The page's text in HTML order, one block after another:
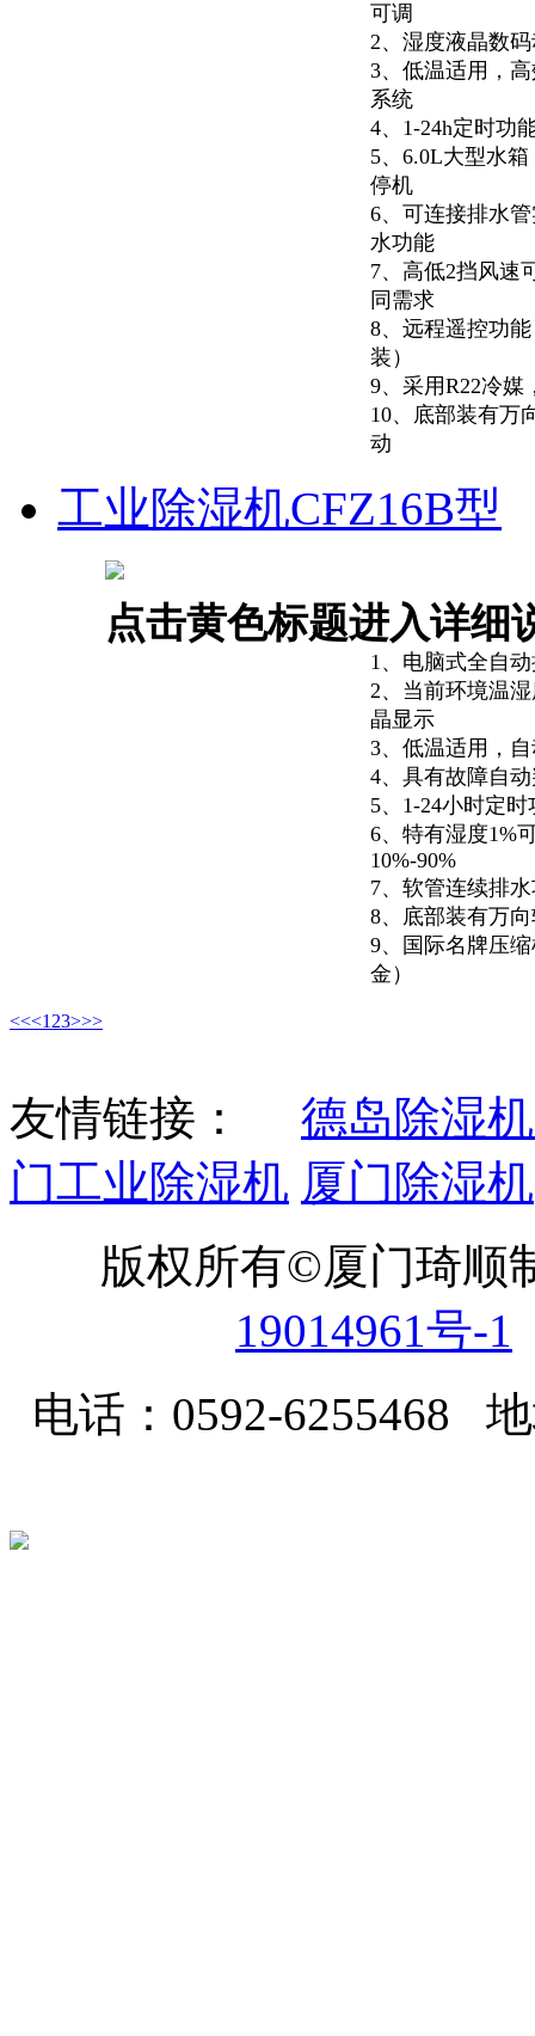
可调
2、湿度液晶数
3、低温适用，
系统
4、1-24h定时功
5、6.0L大型水
停机
6、可连接排水
水功能
7、高低2挡风速
同需求
8、远程遥控功
装）
9、采用R22冷媒
10、底部装有万
动
工业除湿机CFZ16B型
点击黄色标题进入详细
1、电脑式全自
2、当前环境温
晶显示
3、低温适用，
4、具有故障自
5、1-24小时定时
6、特有湿度1%
10%-90%
7、软管连续排
8、底部装有万
9、国际名牌压
金）
<<<1 23>>>
友情链接： 德岛除湿
门工业除湿机 厦门除湿机
版权所有©厦门琦
19014961号-1
电话：0592-6255468